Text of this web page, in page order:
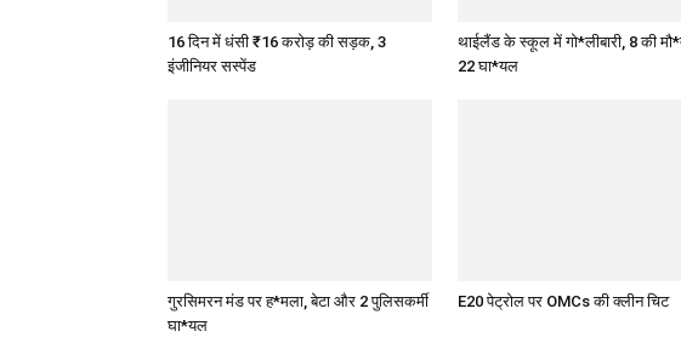
16 दिन में धंसी ₹16 करोड़ की सड़क, 3
इंजीनियर सस्पेंड
थाईलैंड के स्कूल में गो*लीबारी, 8 की
22 घा*यल
गुरसिमरन मंड पर ह*मला, बेटा और 2 पुलिसकर्मी
घा*यल
E20 पेट्रोल पर OMCs की क्लीन चिट